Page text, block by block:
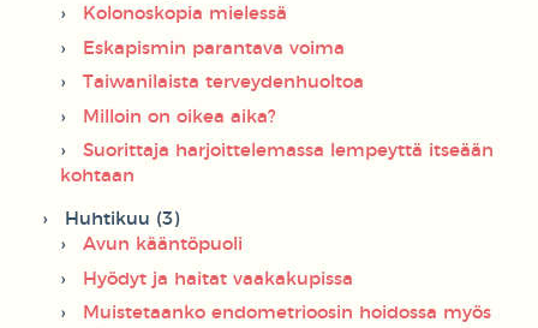
Kolonoskopia mielessä
Eskapismin parantava voima
Taiwanilaista terveydenhuoltoa
Milloin on oikea aika?
Suorittaja harjoittelemassa lempeyttä itseään
kohtaan
Huhtikuu (3)
Avun kääntöpuoli
Hyödyt ja haitat vaakakupissa
Muistetaanko endometrioosin hoidossa myös